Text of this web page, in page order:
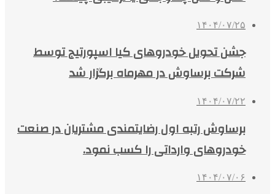
۱۴۰۴/۰۷/۲۵
جشن تحویل خودروهای کیا اسپورتیج توسط
شرکت برساوش در مهرماه برگزار شد
۱۴۰۴/۰۷/۲۲
برساوش رتبه اول رضایتمندی مشتریان در صنعت
خودروهای وارداتی را کسب نمود.
۱۴۰۴/۰۷/۰۶